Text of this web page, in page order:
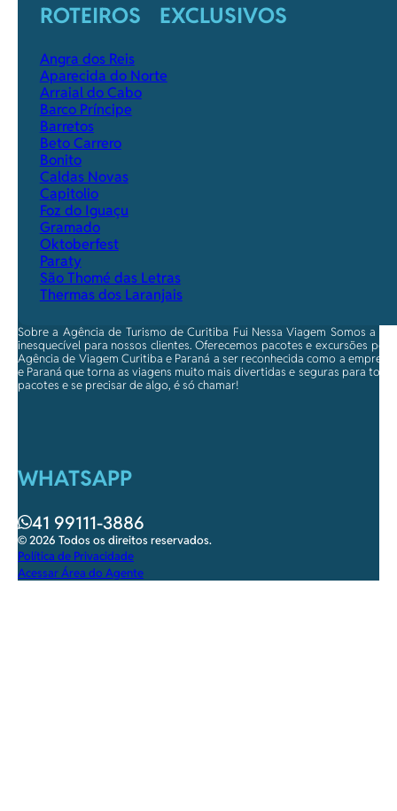
ROTEIROS EXCLUSIVOS
Angra dos Reis
Aparecida do Norte
Arraial do Cabo
Barco Príncipe
Barretos
Beto Carrero
Bonito
Caldas Novas
Capitolio
Foz do Iguaçu
Gramado
Oktoberfest
Paraty
São Thomé das Letras
Thermas dos Laranjais
Sobre a Agência de Turismo de Curitiba Fui Nessa Viagem Somos a
inesquecível para nossos clientes. Oferecemos pacotes e excursões
Agência de Viagem Curitiba e Paraná a ser reconhecida como a
e Paraná que torna as viagens muito mais divertidas e seguras para
pacotes e se precisar de algo, é só chamar!
WHATSAPP
41 99111-3886
© 2026 Todos os direitos reservados.
Política de Privacidade
Acessar Área do Agente